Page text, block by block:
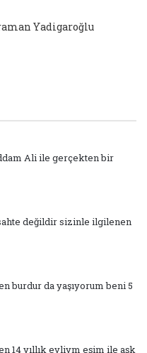
Yadigaroğlu
Ali ile gerçekten bir
değildir sizinle ilgilenen
burdur da yaşıyorum beni 5
14 yıllık evliym eşim ile aşk